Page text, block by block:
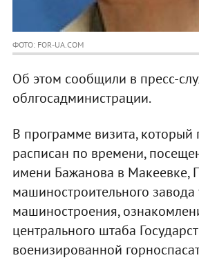
ФОТО: FOR-UA.COM
Об этом сообщили в пресс-
облгосадминистрации.
В программе визита, который
расписан по времени,
имени Бажанова в Макеевке,
машиностроительного завода
машиностроения,
центрального штаба
военизированной